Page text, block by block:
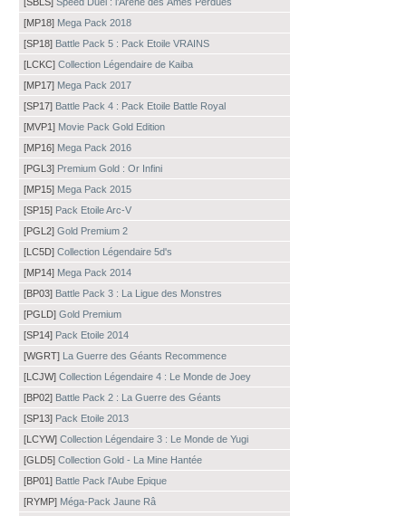
[MP18] Mega Pack 2018
[SP18] Battle Pack 5 : Pack Etoile VRAINS
[LCKC] Collection Légendaire de Kaiba
[MP17] Mega Pack 2017
[SP17] Battle Pack 4 : Pack Etoile Battle Royal
[MVP1] Movie Pack Gold Edition
[MP16] Mega Pack 2016
[PGL3] Premium Gold : Or Infini
[MP15] Mega Pack 2015
[SP15] Pack Etoile Arc-V
[PGL2] Gold Premium 2
[LC5D] Collection Légendaire 5d's
[MP14] Mega Pack 2014
[BP03] Battle Pack 3 : La Ligue des Monstres
[PGLD] Gold Premium
[SP14] Pack Etoile 2014
[WGRT] La Guerre des Géants Recommence
[LCJW] Collection Légendaire 4 : Le Monde de Joey
[BP02] Battle Pack 2 : La Guerre des Géants
[SP13] Pack Etoile 2013
[LCYW] Collection Légendaire 3 : Le Monde de Yugi
[GLD5] Collection Gold - La Mine Hantée
[BP01] Battle Pack l'Aube Epique
[RYMP] Méga-Pack Jaune Râ